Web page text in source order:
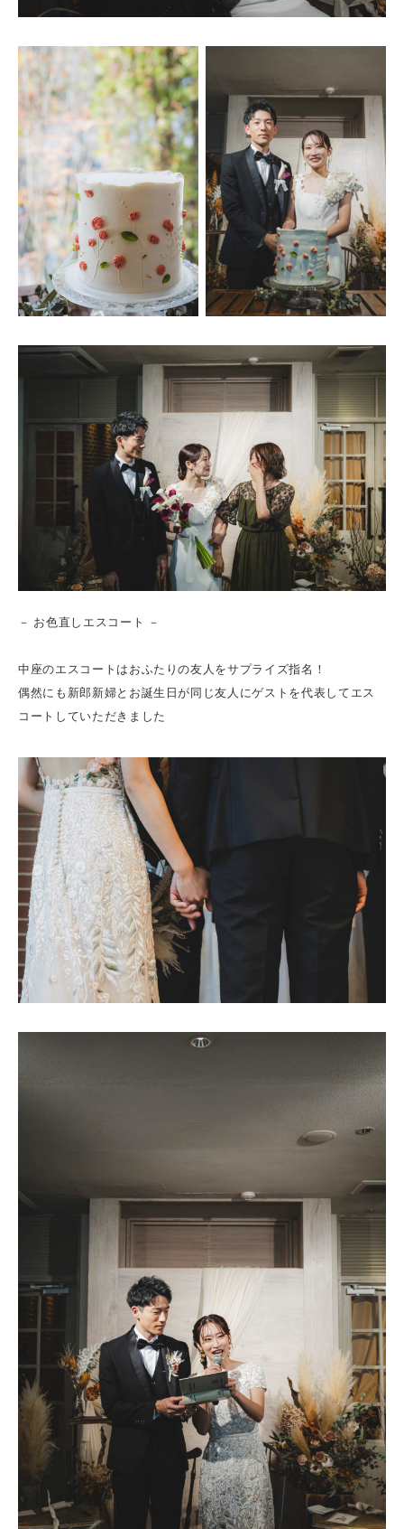
－ お色直しエスコート －
中座のエスコートはおふたりの友人をサプライズ指名！
偶然にも新郎新婦とお誕生日が同じ友人にゲストを代表してエス
コートしていただきました